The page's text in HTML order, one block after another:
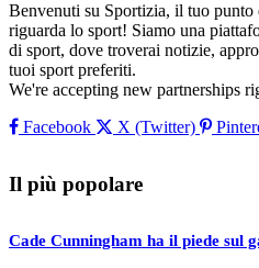
Benvenuti su Sportizia, il tuo
riguarda lo sport! Siamo una
di sport, dove troverai notizie,
tuoi sport preferiti.
We're accepting new partnerships
Facebook
X (Twitter)
Il più popolare
Cade Cunningham ha il piede sul